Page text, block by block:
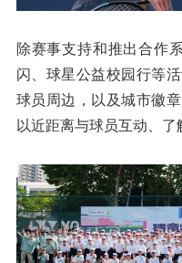
除赛事支持和推出合作
闪、球星公益校园行等
球员周边，以及城市徽
以近距离与球员互动、了